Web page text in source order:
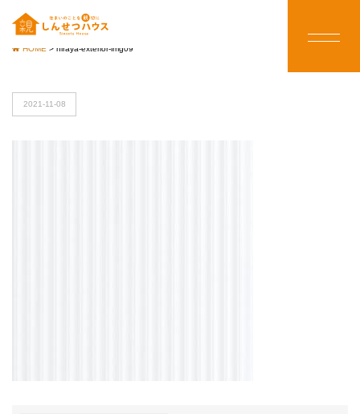
HOME > hiraya-exterior-img09
2021-11-08